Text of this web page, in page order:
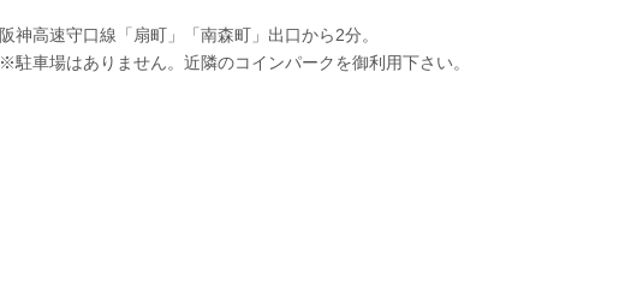
阪神高速守口線「扇町」「南森町」出口から2分。
※駐車場はありません。近隣のコインパークを御利用下さい。